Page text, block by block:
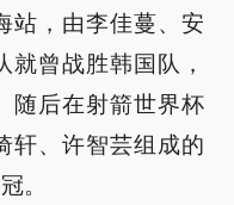
站，由李佳蔓、安
曾战胜韩国队，
随后在射箭世界杯
轩、许智芸组成的
。